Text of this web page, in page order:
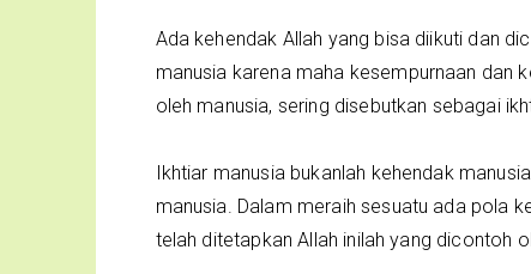
Ada kehendak Allah yang bisa diikuti dan
manusia karena maha kesempurnaan dan
oleh manusia, sering disebutkan sebagai
Ikhtiar manusia bukanlah kehendak
manusia. Dalam meraih sesuatu ada pola
telah ditetapkan Allah inilah yang dicontoh